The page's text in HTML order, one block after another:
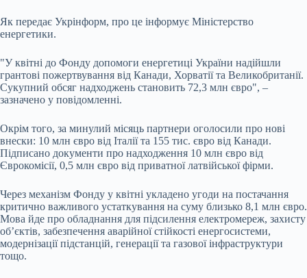
Як передає Укрінформ, про це інформує Міністерство
енергетики.
"У квітні до Фонду допомоги енергетиці України надійшли
грантові пожертвування від Канади, Хорватії та Великобританії.
Сукупний обсяг надходжень становить 72,3 млн євро", –
зазначено у повідомленні.
Окрім того, за минулий місяць партнери оголосили про нові
внески: 10 млн євро від Італії та 155 тис. євро від Канади.
Підписано документи про надходження 10 млн євро від
Єврокомісії, 0,5 млн євро від приватної латвійської фірми.
Через механізм Фонду у квітні укладено угоди на постачання
критично важливого устаткування на суму близько 8,1 млн євро.
Мова йде про обладнання для підсилення електромереж, захисту
об’єктів, забезпечення аварійної стійкості енергосистеми,
модернізації підстанцій, генерації та газової інфраструктури
тощо.